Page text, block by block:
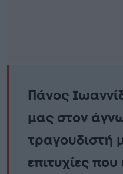
Πάνος
μας στον
τραγουδιστή
επιτυχίες